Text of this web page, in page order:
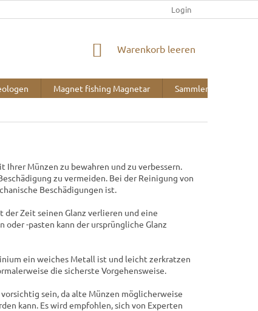
UND ZAHLUNG ÜBER UNS
Login
WARENKORB
Warenkorb leeren
Magnet fishing Magnetar
Sammlerbedarf
Münzen zu bewahren und zu verbessern.
zu vermeiden. Bei der Reinigung von
Beschädigungen ist.
Zeit seinen Glanz verlieren und eine
oder -pasten kann der ursprüngliche Glanz
ein weiches Metall ist und leicht zerkratzen
die sicherste Vorgehensweise.
sein, da alte Münzen möglicherweise
kann. Es wird empfohlen, sich von Experten